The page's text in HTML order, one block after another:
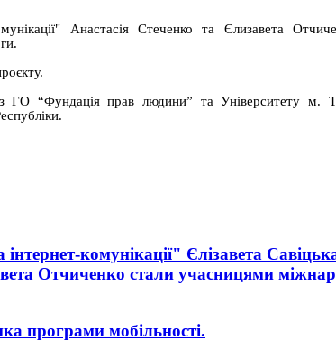
Анастасія Стеченко та Єлизавета
з ГО “Фундація прав людини” та Університету м.
комунікації" Єлізавета
Отчиченко стали учасницями
програми мобільності.